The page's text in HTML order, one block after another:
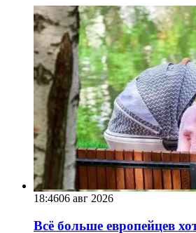
18:4606 авг 2026
Всё больше европейцев